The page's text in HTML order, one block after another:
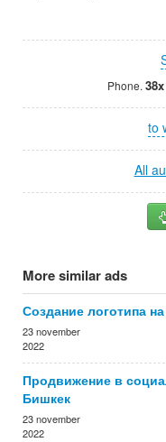
Phone.
to
All
More similar ads
Создание логотипа
23 november
2022
Продвижение в
Бишкек
23 november
2022